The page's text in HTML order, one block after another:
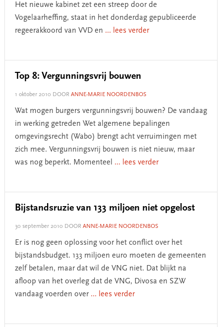
Het nieuwe kabinet zet een streep door de
Vogelaarheffing, staat in het donderdag gepubliceerde
regeerakkoord van VVD en ... lees verder
Top 8: Vergunningsvrij bouwen
1 oktober 2010 DOOR ANNE-MARIE NOORDENBOS
Wat mogen burgers vergunningsvrij bouwen? De vandaag
in werking getreden Wet algemene bepalingen
omgevingsrecht (Wabo) brengt acht verruimingen met
zich mee. Vergunningsvrij bouwen is niet nieuw, maar
was nog beperkt. Momenteel ... lees verder
Bijstandsruzie van 133 miljoen niet opgelost
30 september 2010 DOOR ANNE-MARIE NOORDENBOS
Er is nog geen oplossing voor het conflict over het
bijstandsbudget. 133 miljoen euro moeten de gemeenten
zelf betalen, maar dat wil de VNG niet. Dat blijkt na
afloop van het overleg dat de VNG, Divosa en SZW
vandaag voerden over ... lees verder